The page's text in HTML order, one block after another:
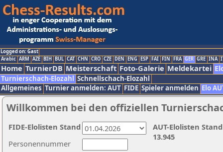
Logged on: Gast
Arabic ARM AZE BIH BUL CAT CHN CRO CZE DEN ENG ESP FAI FIN FRA GER GRE INA
Home TurnierDB Meisterschaft Foto-Galerie Meldekartei
Turnierschach-Elozahl Schnellschach-Elozahl
Allgemeines Turnier anmelden: AUT FIDE Spieler anmelden Elo
Willkommen bei den offiziellen
Personennummer
AUT-Elolisten
13.945
FIDE-Elolisten Stand